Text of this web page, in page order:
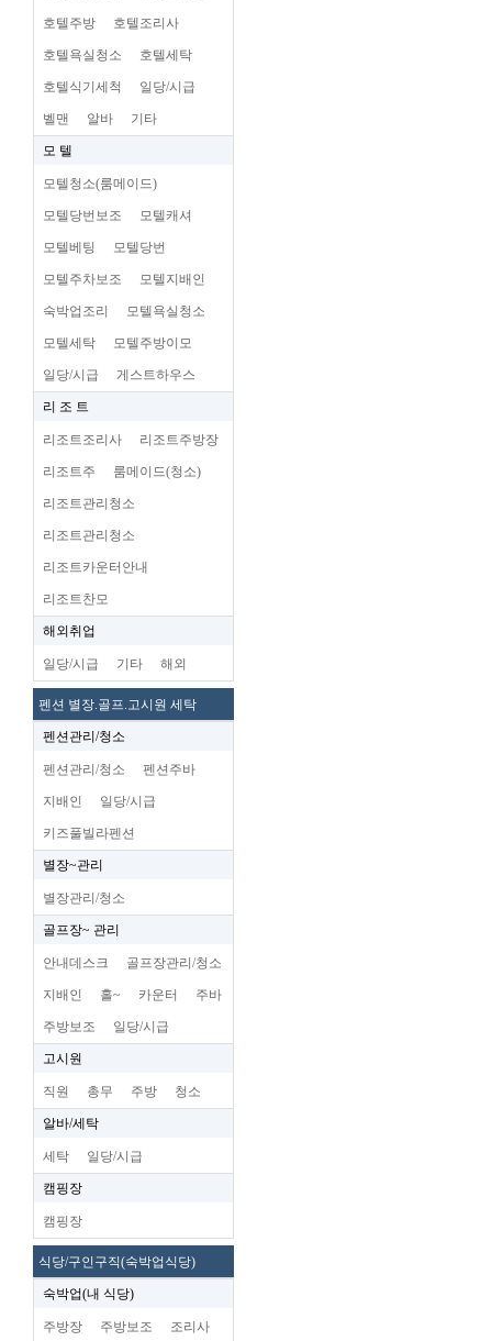
호텔주방 호텔조리사
호텔욕실청소 호텔세탁
호텔식기세척 일당/시급
벨맨 알바 기타
모 텔
모텔청소(룸메이드)
모텔당번보조 모텔캐셔
모텔베팅 모텔당번
모텔주차보조 모텔지배인
숙박업조리 모텔욕실청소
모텔세탁 모텔주방이모
일당/시급 게스트하우스
리 조 트
리조트조리사 리조트주방장
리조트주 룸메이드(청소)
리조트관리청소
리조트관리청소
리조트카운터안내
리조트찬모
해외취업
일당/시급 기타 해외
펜션 별장.골프.고시원 세탁
펜션관리/청소
펜션관리/청소 펜션주바
지배인 일당/시급
키즈풀빌라펜션
별장~관리
별장관리/청소
골프장~ 관리
안내데스크 골프장관리/청소
지배인 홀~ 카운터 주바
주방보조 일당/시급
고시원
직원 총무 주방 청소
알바/세탁
세탁 일당/시급
캠핑장
캠핑장
식당/구인구직(숙박업식당)
숙박업(내 식당)
주방장 주방보조 조리사